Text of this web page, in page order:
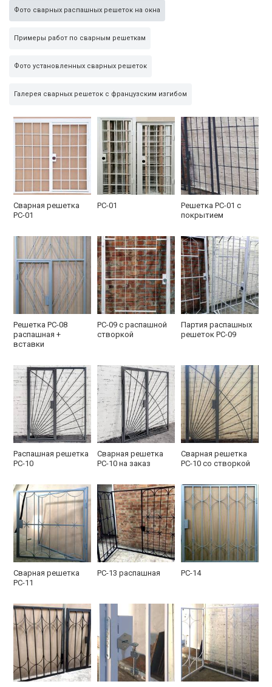
Фото сварных распашных решеток на окна
Примеры работ по сварным решеткам
Фото установленных сварных решеток
Галерея сварных решеток с французским изгибом
Сварная решетка
РС-01
РС-01
Решетка РС-01 с
покрытием
Решетка РС-08
распашная +
вставки
РС-09 с распашной
створкой
Партия распашных
решеток РС-09
Распашная решетка
РС-10
Сварная решетка
РС-10 на заказ
Сварная решетка
РС-10 со створкой
Сварная решетка
РС-11
РС-13 распашная РС-14